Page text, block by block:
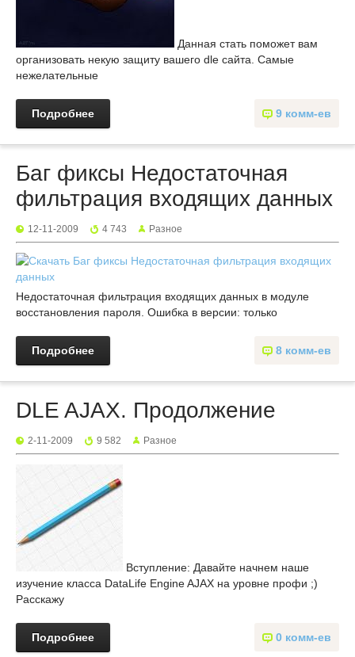
Данная стать поможет вам
организовать некую защиту вашего dle сайта. Самые
нежелательные
9 комм-ев
Подробнее
Баг фиксы Недостаточная
фильтрация входящих данных
12-11-2009 4 743 Разное
Недостаточная фильтрация входящих данных в модуле
восстановления пароля. Ошибка в версии: только
8 комм-ев
Подробнее
DLE AJAX. Продолжение
2-11-2009 9 582 Разное
Вступление: Давайте начнем наше
изучение класса DataLife Engine AJAX на уровне профи ;)
Расскажу
0 комм-ев
Подробнее